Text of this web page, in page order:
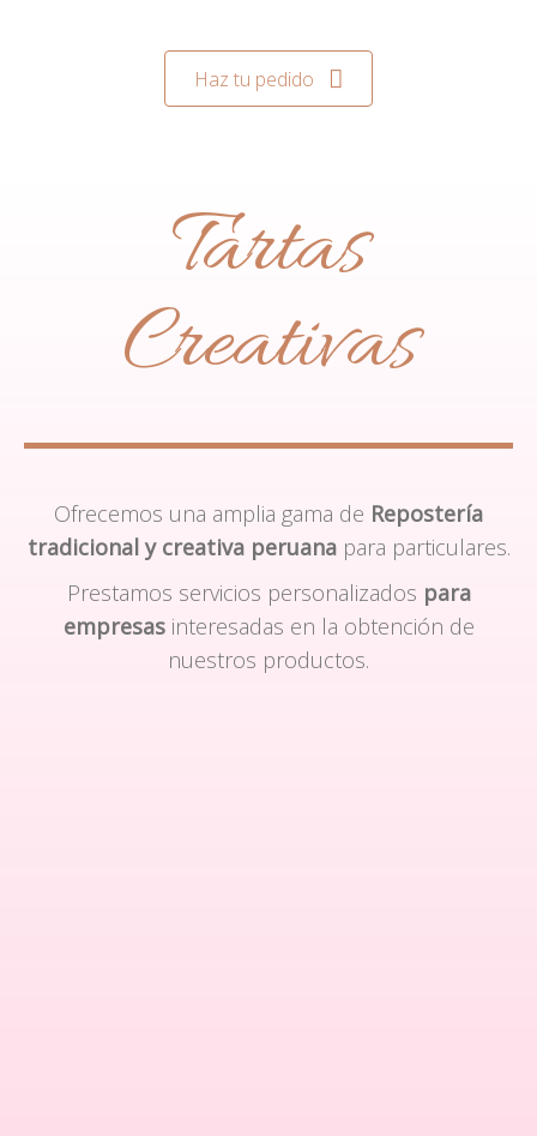
Haz tu pedido
Tartas
Creativas
Ofrecemos una amplia gama de Repostería
tradicional y creativa peruanapara particulares.
Prestamos servicios personalizados para
empresasinteresadas en la obtención de
nuestros productos.